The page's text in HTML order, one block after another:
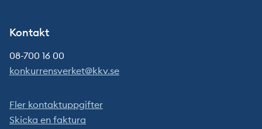
Kontakt
08-700 16 00
konkurrensverket@kkv.se
Fler kontaktuppgifter
Skicka en faktura